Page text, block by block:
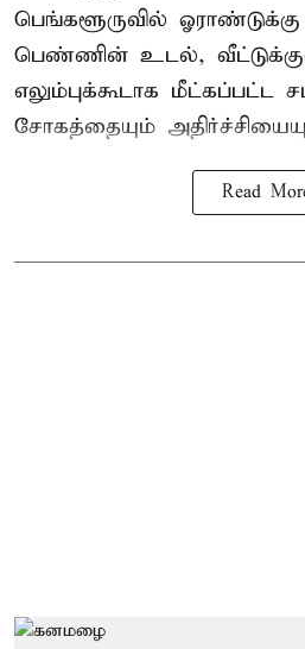
பெங்களூருவில் ஓராண்டுக்கு
பெண்ணின் உடல்,
எலும்புக்கூடாக மீட்கப்பட்ட
சோகத்தையும்
Read